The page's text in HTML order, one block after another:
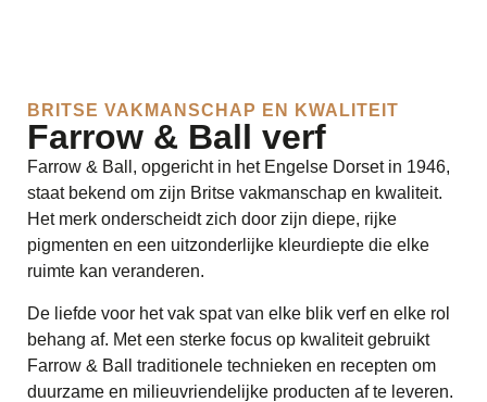
BRITSE VAKMANSCHAP EN KWALITEIT
Farrow & Ball verf
Farrow & Ball, opgericht in het Engelse Dorset in 1946,
staat bekend om zijn Britse vakmanschap en kwaliteit.
Het merk onderscheidt zich door zijn diepe, rijke
pigmenten en een uitzonderlijke kleurdiepte die elke
ruimte kan veranderen.
De liefde voor het vak spat van elke blik verf en elke rol
behang af. Met een sterke focus op kwaliteit gebruikt
Farrow & Ball traditionele technieken en recepten om
duurzame en milieuvriendelijke producten af te leveren.